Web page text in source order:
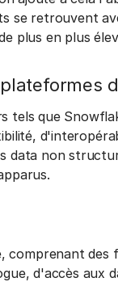
se retrouvent
plus en plus
que
data non
des
d'accès aux